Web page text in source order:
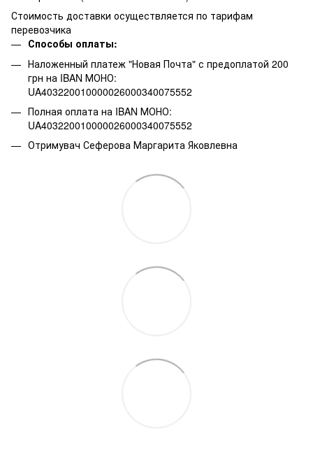
Стоимость доставки осуществляется по тарифам
перевозчика
Способы оплаты:
Наложенный платеж "Новая Почта" с предоплатой 200
грн на IBAN МОНО:
UA403220010000026000340075552
Полная оплата на IBAN МОНО:
UA403220010000026000340075552
Отримувач Сеферова Маргарита Яковлевна